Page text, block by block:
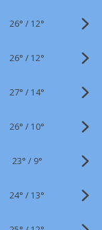
26° / 12°
26° / 12°
27° / 14°
26° / 10°
23° / 9°
24° / 13°